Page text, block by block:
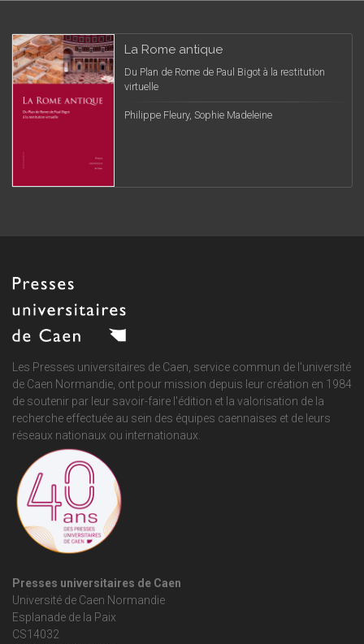
La Rome antique
Du Plan de Rome de Paul Bigot à la restitution
virtuelle
Philippe Fleury, Sophie Madeleine
Les Presses universitaires de Caen, service commun de l'université
de Caen Normandie, ont pour mission depuis leur création en 1984
de soutenir par leur savoir-faire l'édition et la valorisation de la
recherche effectuée au sein des équipes caennaises et de leurs
réseaux nationaux ou internationaux.
Presses universitaires de Caen
Université de Caen Normandie
Esplanade de la Paix
CS14032